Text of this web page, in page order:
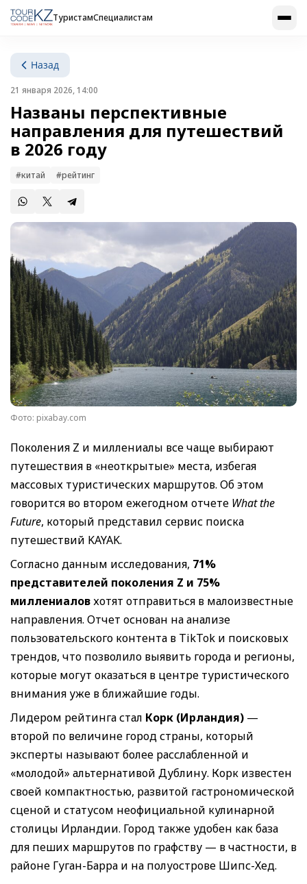
ТуристамСпециалистам
Назад
21 января 2026, 14:00
Названы перспективные
направления для путешествий
в 2026 году
#китай #рейтинг
Фото: pixabay.com
Поколения Z и миллениалы все чаще выбирают
путешествия в «неоткрытые» места, избегая
массовых туристических маршрутов. Об этом
говорится во втором ежегодном отчете What the
Future, который представил сервис поиска
путешествий KAYAK.
Согласно данным исследования, 71%
представителей поколения Z и 75%
миллениаловхотят отправиться в малоизвестные
направления. Отчет основан на анализе
пользовательского контента в TikTok и поисковых
трендов, что позволило выявить города и регионы,
которые могут оказаться в центре туристического
внимания уже в ближайшие годы.
Лидером рейтинга стал Корк (Ирландия) —
второй по величине город страны, который
эксперты называют более расслабленной и
«молодой» альтернативой Дублину. Корк известен
своей компактностью, развитой гастрономической
сценой и статусом неофициальной кулинарной
столицы Ирландии. Город также удобен как база
для пеших маршрутов по графству — в частности, в
районе Гуган-Барра и на полуострове Шипс-Хед.